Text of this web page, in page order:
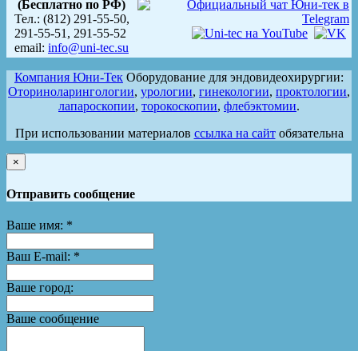
(Бесплатно по РФ)
Тел.: (812) 291-55-50,
291-55-51, 291-55-52
email: info@uni-tec.su
Компания Юни-Тек Оборудование для эндовидеохирургии:
Оториноларингологии, урологии, гинекологии, проктологии,
лапароскопии, торокоскопии, флебэктомии.
При использовании материалов ссылка на сайтобязательна
×
Отправить сообщение
Ваше имя: *
Ваш E-mail: *
Ваше город:
Ваше сообщение